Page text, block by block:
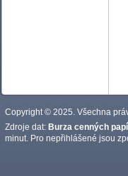
Copyright © 2025. Všechna
Zdroje dat: Burza cenných
minut. Pro nepřihlášené jsou